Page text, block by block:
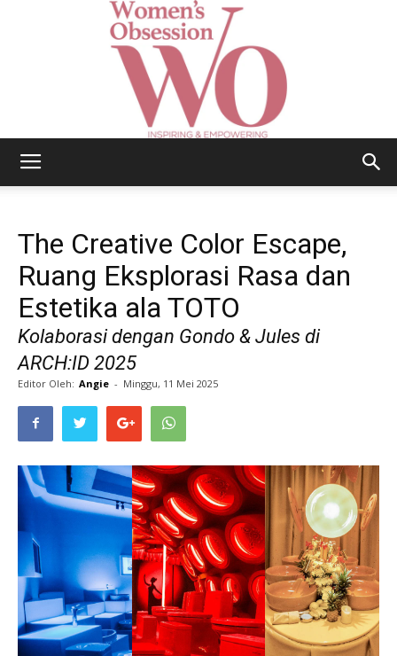
Obsession
|
Career
Style
The Creative Color Escape,
Ruang Eksplorasi Rasa dan
Estetika ala TOTO
Kolaborasi dengan Gondo & Jules di
ARCH:ID 2025
Editor Oleh: Angie - Minggu, 11 Mei 2025